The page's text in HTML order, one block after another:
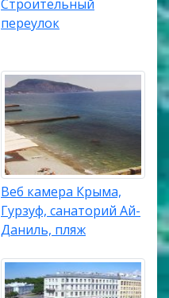
Строительный
переулок
Веб камера Крыма,
Гурзуф, санаторий Ай-
Даниль, пляж